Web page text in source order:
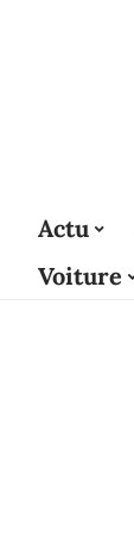
Actu
Voiture